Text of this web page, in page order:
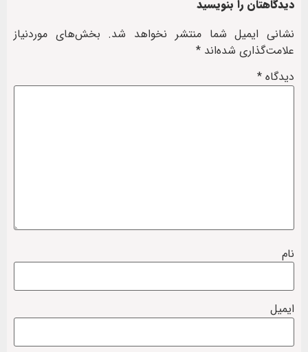
دیدگاهتان را بنویسید
نشانی ایمیل شما منتشر نخواهد شد. بخش‌های موردنیاز
علامت‌گذاری شده‌اند *
دیدگاه *
نام
ایمیل